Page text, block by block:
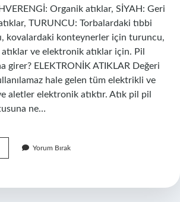
Organik atıklar, SİYAH: Geri
TURUNCU: Torbalardaki tıbbi
kovalardaki konteynerler için turuncu,
ve elektronik atıklar için. Pil
girer? ELEKTRONİK ATIKLAR Değeri
hale gelen tüm elektrikli ve
aletler elektronik atıktır. Atık pil pil
ne…
Yorum Bırak